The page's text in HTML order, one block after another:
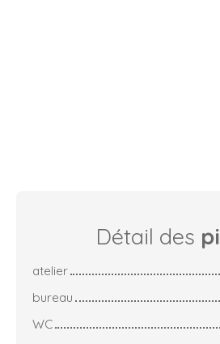
Détail des
atelier
bureau
WC